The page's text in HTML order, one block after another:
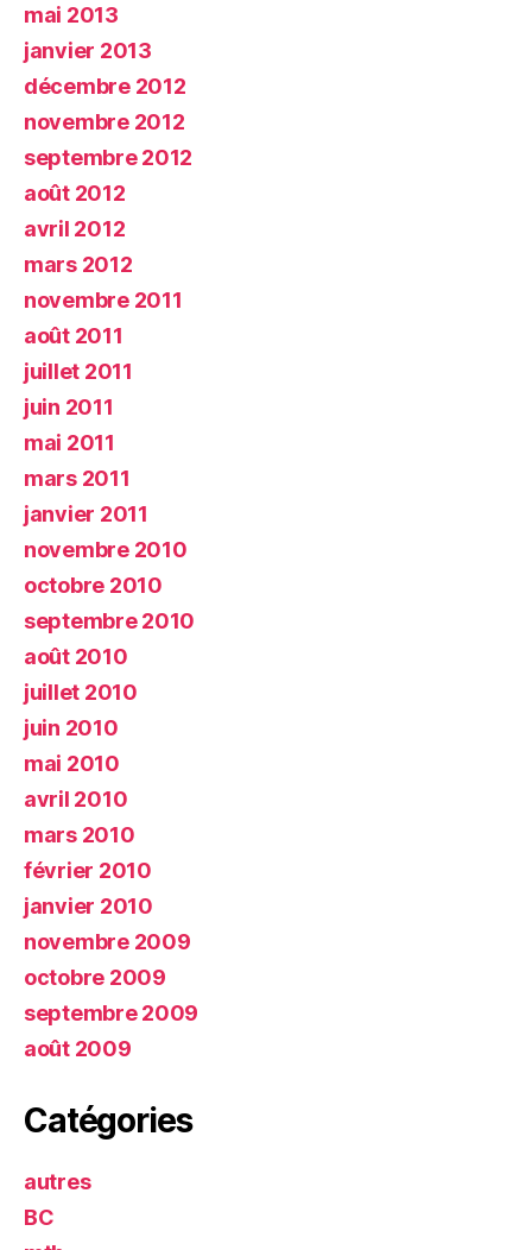
mai 2013
janvier 2013
décembre 2012
novembre 2012
septembre 2012
août 2012
avril 2012
mars 2012
novembre 2011
août 2011
juillet 2011
juin 2011
mai 2011
mars 2011
janvier 2011
novembre 2010
octobre 2010
septembre 2010
août 2010
juillet 2010
juin 2010
mai 2010
avril 2010
mars 2010
février 2010
janvier 2010
novembre 2009
octobre 2009
septembre 2009
août 2009
Catégories
autres
BC